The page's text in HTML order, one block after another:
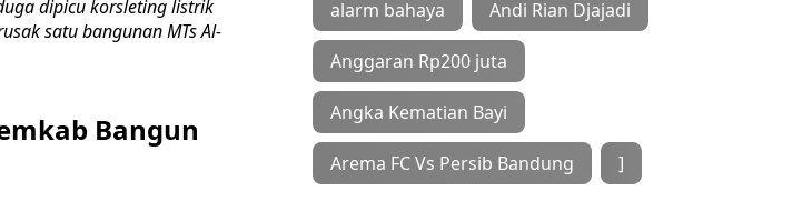
dipicu korsleting listrik
satu bangunan MTs Al-
Bangun
alarm bahaya Andi Rian Djajadi
Anggaran Rp200 juta
Angka Kematian Bayi
Arema FC Vs Persib Bandung ]